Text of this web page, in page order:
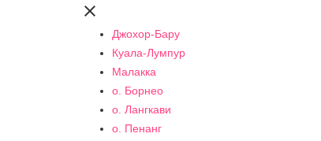

Джохор-Бару
Куала-Лумпур
Малакка
о. Борнео
о. Лангкави
о. Пенанг